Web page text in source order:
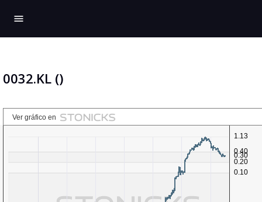
menu
0032.KL ()